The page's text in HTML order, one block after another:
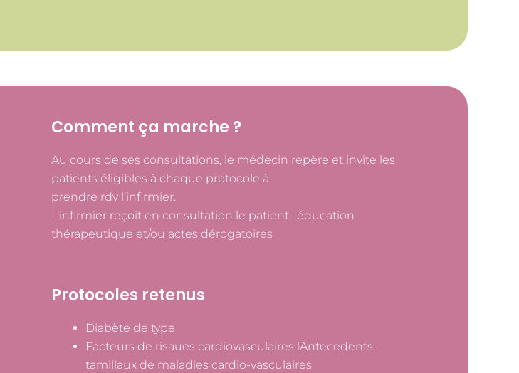
Comment ça marche ?
Au cours de ses consultations, le médecin repère et invite les
patients éligibles à chaque protocole à
prendre rdv l’infirmier.
L’infirmier reçoit en consultation le patient : éducation
thérapeutique et/ou actes dérogatoires
Protocoles retenus
Diabète de type
Facteurs de risaues cardiovasculaires lAntecedents
tamillaux de maladies cardio-vasculaires